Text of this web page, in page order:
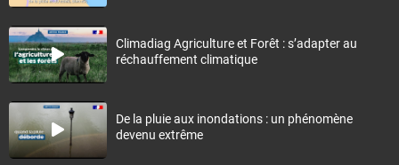
Climadiag Agriculture et Forêt : s’adapter au
réchauffement climatique
De la pluie aux inondations : un phénomène
devenu extrême